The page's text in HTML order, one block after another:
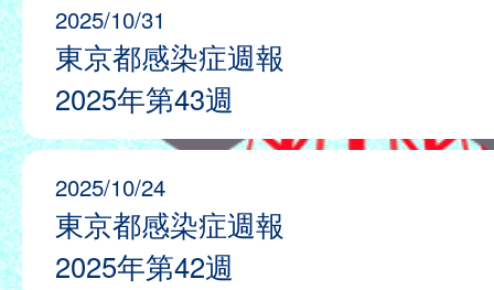
2025/10/31
東京都感染症週報
2025年第43週
2025/10/24
東京都感染症週報
2025年第42週